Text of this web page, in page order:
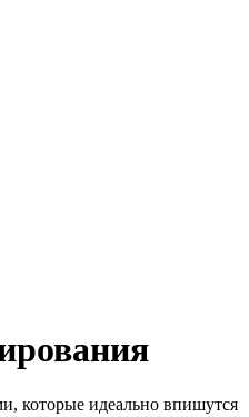
которые идеально впишутся